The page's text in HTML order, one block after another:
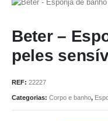
Beter –
peles
REF: 22227
Categorias: Corpo e banho,